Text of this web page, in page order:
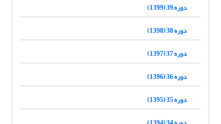
دوره 39 (1399)
دوره 38 (1398)
دوره 37 (1397)
دوره 36 (1396)
دوره 35 (1395)